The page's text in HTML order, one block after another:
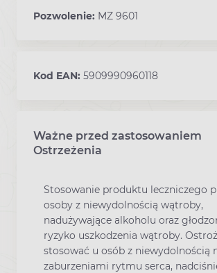
Pozwolenie: MZ 9601
Kod EAN: 5909990960118
Ważne przed zastosowaniem
Ostrzeżenia
Stosowanie produktu leczniczego
osoby z niewydolnością wątroby,
nadużywające alkoholu oraz
ryzyko uszkodzenia wątroby.
stosować u osób z niewydolnością
zaburzeniami rytmu serca,